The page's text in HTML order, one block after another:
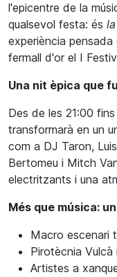
l'epicentre de la
qualsevol festa: és
experiència
fermall d'or el I
Una nit èpica que
Des de les 21:00
transformarà en un
com a DJ Taron,
Bertomeu i Mitch
electritzants i una
Més que música:
Macro escenari
Pirotècnia Vulcà
Artistes a